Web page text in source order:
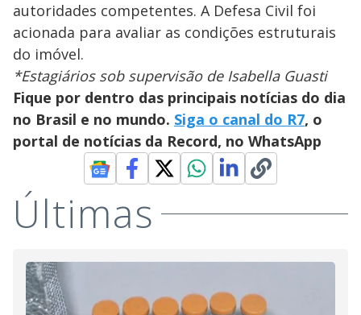
autoridades competentes. A Defesa Civil foi
acionada para avaliar as condições estruturais
do imóvel.
*Estagiários sob supervisão de Isabella Guasti
Fique por dentro das principais notícias do dia
no Brasil e no mundo. Siga o canal do R7, o
portal de notícias da Record, no WhatsApp
Últimas